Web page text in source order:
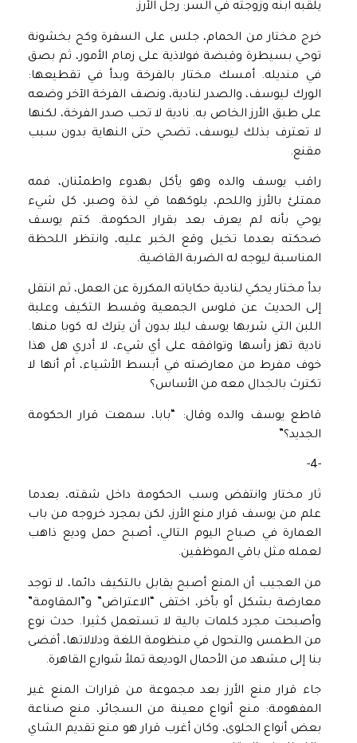
يلقبه ابنه وزوجته في السر: رجل الأرز.
خرج مختار من الحمام، جلس على السفرة وكح بخشونة
توحي بسيطرة وقبضة فولاذية على زمام الأمور، ثم بصق
في منديله. أمسك مختار بالفرخة وبدأ في تقطيعها:
الورك ليوسف، والصدر لنادية، ونصف الفرخة الآخر وضعه
على طبق الأرز الخاص به. نادية لا تحب صدر الفرخة، لكنها
لا تعترف بذلك ليوسف، تضحي حتى النهاية بدون سبب
مقنع.
راقب يوسف والده وهو يأكل بهدوء واطمئنان، فمه
ممتلئ بالأرز واللحم، يلوكهما في لذة وصبر، كل شيء
يوحي بأنه لم يعرف بعد بقرار الحكومة. كتم يوسف
ضحكته بعدما تخيل وقع الخبر عليه، وانتظر اللحظة
المناسبة ليوجه له الضربة القاضية.
بدأ مختار يحكي لنادية حكاياته المكررة عن العمل، ثم انتقل
إلى الحديث عن فلوس الجمعية وقسط التكيف وعلبة
اللبن التي شربها يوسف ليلا بدون أن يترك له كوبا منها.
نادية تهز رأسها وتوافقه على أي شيء، لا أدري هل هذا
خوف مفرط من معارضته في أبسط الأشياء، أم أنها لا
تكترث بالجدال معه من الأساس؟
قاطع يوسف والده وقال: “بابا، سمعت قرار الحكومة
الجديد؟”
-4-
ثار مختار وانتفض وسب الحكومة داخل شقته، بعدما
علم من يوسف قرار منع الأرز، لكن بمجرد خروجه من باب
العمارة في صباح اليوم التالي، أصبح حمل وديع ذاهب
لعمله مثل باقي الموظفين.
من العجيب أن المنع أصبح يقابل بالتكيف دائما، لا توجد
معارضة بشكل أو بأخر، اختفى “الاعتراض” و”المقاومة”
وأصبحت مجرد كلمات بالية لا تستعمل كثيرا. حدث نوع
من الطمس والتحول في منظومة اللغة ودلالاتها، أفضى
بنا إلى مشهد من الأحمال الوديعة تملأ شوارع القاهرة.
جاء قرار منع الأرز بعد مجموعة من قرارات المنع غير
المفهومة: منع أنواع معينة من السجائر، منع صناعة
بعض أنواع الحلوى، وكان أغرب قرار هو منع تقديم الشاي